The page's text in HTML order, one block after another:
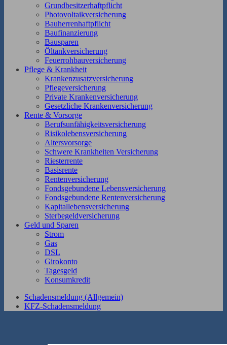
Grundbesitzerhaftpflicht
Photovoltaikversicherung
Bauherrenhaftpflicht
Baufinanzierung
Bausparen
Öltankversicherung
Feuerrohbauversicherung
Pflege & Krankheit
Krankenzusatzversicherung
Pflegeversicherung
Private Krankenversicherung
Gesetzliche Krankenversicherung
Rente & Vorsorge
Berufs­unfähigkeitsversicherung
Risikolebensversicherung
Altersvorsorge
Schwere Krankheiten Versicherung
Riesterrente
Basisrente
Rentenversicherung
Fondsgebundene Lebensversicherung
Fondsgebundene Rentenversicherung
Kapitallebensversicherung
Sterbegeldversicherung
Geld und Sparen
Strom
Gas
DSL
Girokonto
Tagesgeld
Konsumkredit
Schadensmeldung (Allgemein)
KFZ-Schadensmeldung